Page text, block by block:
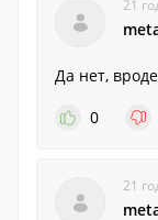
21
Да нет,
0
21